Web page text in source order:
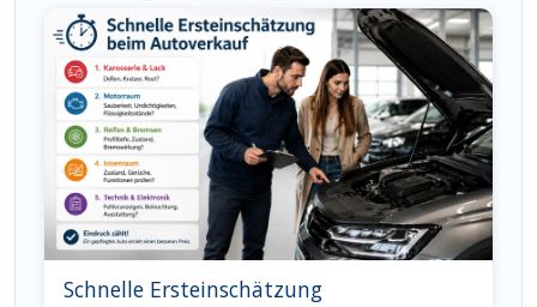
Schnelle Ersteinschätzung